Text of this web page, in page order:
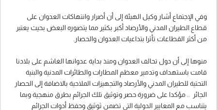
وفي الإجتماع أشار وكيل الهيئة إلى أن أضرار وانتهاكات العدوان على
قطاع الطيران المدني والأرصاد أكبر بكثير مما يتصوره البعض بحيث يعتبر
من أكثر القطاعات تأثرا بتداعيات العدوان والحصار.
منوها إلى أن دول تحالف العدوان ومنذ بداية عدوانها الغاشم على بلادنا
قامت باستهداف وتدمير معظم المطارات والطائرات المدنية والبنية
التحتية للطيران المدني والأرصاد والتجهيزات الملاحية بالاضافة إلى الحصار
الجائر .. مؤكدا على ضرورة حصر وتوثيق تلك الجرائم بطرق منهجية وبما
يتناسب مع المعايير الدولية التي تضمن ثوثيق وحفظ أدوات الجرائم